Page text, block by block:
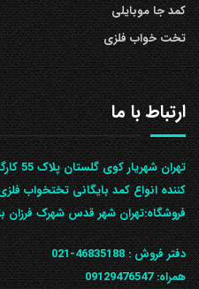
کمد جا موبایلی
تخت خواب فلزی
ارتباط با ما
تهران
کننده انواع کمد بایگانی تختخواب
ف‍روشگاه:تهران شهر قدس شهرک فرزان
دفتر فروش :46835188-021
همراه:09129476547